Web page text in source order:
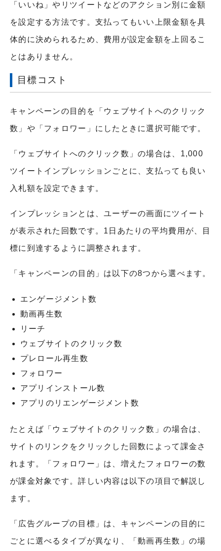
「いいね」やリツイートなどのアクション別に金額
を設定する方法です。支払ってもいい上限金額を具
体的に決められるため、費用が設定金額を上回るこ
とはありません。
目標コスト
キャンペーンの目的を「ウェブサイトへのクリック
数」や「フォロワー」にしたときに選択可能です。
「ウェブサイトへのクリック数」の場合は、1,000
ツイートインプレッションごとに、支払っても良い
入札額を設定できます。
インプレッションとは、ユーザーの画面にツイート
が表示された回数です。1日あたりの平均費用が、目
標に到達するように調整されます。
「キャンペーンの目的」は以下の8つから選べます。
エンゲージメント数
動画再生数
リーチ
ウェブサイトのクリック数
プレロール再生数
フォロワー
アプリインストール数
アプリのリエンゲージメント数
たとえば「ウェブサイトのクリック数」の場合は、
サイトのリンクをクリックした回数によって課金さ
れます。「フォロワー」は、増えたフォロワーの数
が課金対象です。詳しい内容は以下の項目で解説し
ます。
「広告グループの目標」は、キャンペーンの目的に
ごとに選べるタイプが異なり、「動画再生数」の場